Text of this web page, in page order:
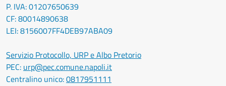
P. IVA: 01207650639
CF: 80014890638
LEI: 8156007FF4DEB97ABA09
Servizio Protocollo, URP e Albo Pretorio
PEC: urp@pec.comune.napoli.it
Centralino unico:0817951111